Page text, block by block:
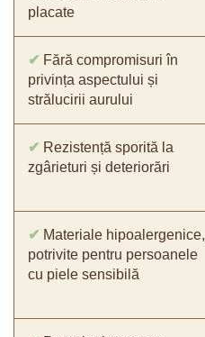
placate
✔ Fără compromisuri în
privința aspectului și
strălucirii aurului
✔ Rezistență sporită la
zgârieturi și deteriorări
✔ Materiale hipoalergenice,
potrivite pentru persoanele
cu piele sensibilă